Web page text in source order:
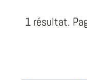
1 résultat.